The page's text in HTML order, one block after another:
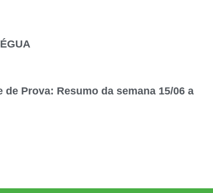
de Prova: Resumo da semana 15/06 a